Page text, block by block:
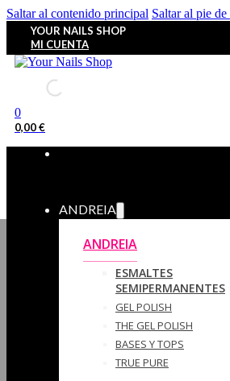
Saltar al contenido principal Saltar al pie de
YOUR NAILS SHOP
MI CUENTA
0
0,00€
ANDREIA
ANDREIA
ESMALTES
SEMIPERMANENTES
GEL POLISH
THE GEL POLISH
BASES Y‎ TOPS
TRUE PURE